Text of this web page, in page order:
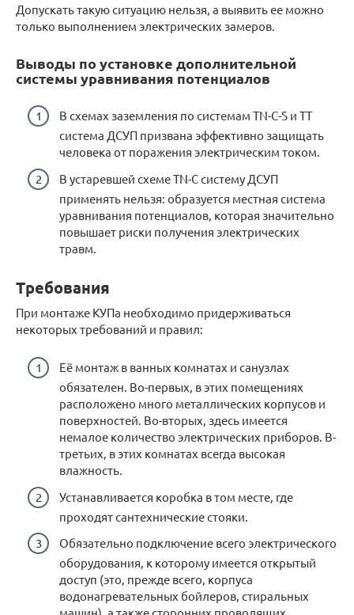
Допускать такую ситуацию нельзя, а выявить ее можно
только выполнением электрических замеров.
Выводы по установке дополнительной
системы уравнивания потенциалов
В схемах заземления по системам TN-C-S и ТТ
система ДСУП призвана эффективно защищать
человека от поражения электрическим током.
В устаревшей схеме TN-C систему ДСУП
применять нельзя: образуется местная система
уравнивания потенциалов, которая значительно
повышает риски получения электрических
травм.
Требования
При монтаже КУПа необходимо придерживаться
некоторых требований и правил:
Её монтаж в ванных комнатах и санузлах
обязателен. Во-первых, в этих помещениях
расположено много металлических корпусов и
поверхностей. Во-вторых, здесь имеется
немалое количество электрических приборов. В-
третьих, в этих комнатах всегда высокая
влажность.
Устанавливается коробка в том месте, где
проходят сантехнические стояки.
Обязательно подключение всего электрического
оборудования, к которому имеется открытый
доступ (это, прежде всего, корпуса
водонагревательных бойлеров, стиральных